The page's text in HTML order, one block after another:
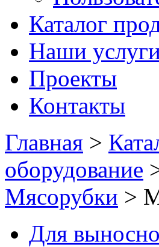
Каталог
Наши
Проекты
Контакты
Главная >
оборудование
Мясорубки >
Для